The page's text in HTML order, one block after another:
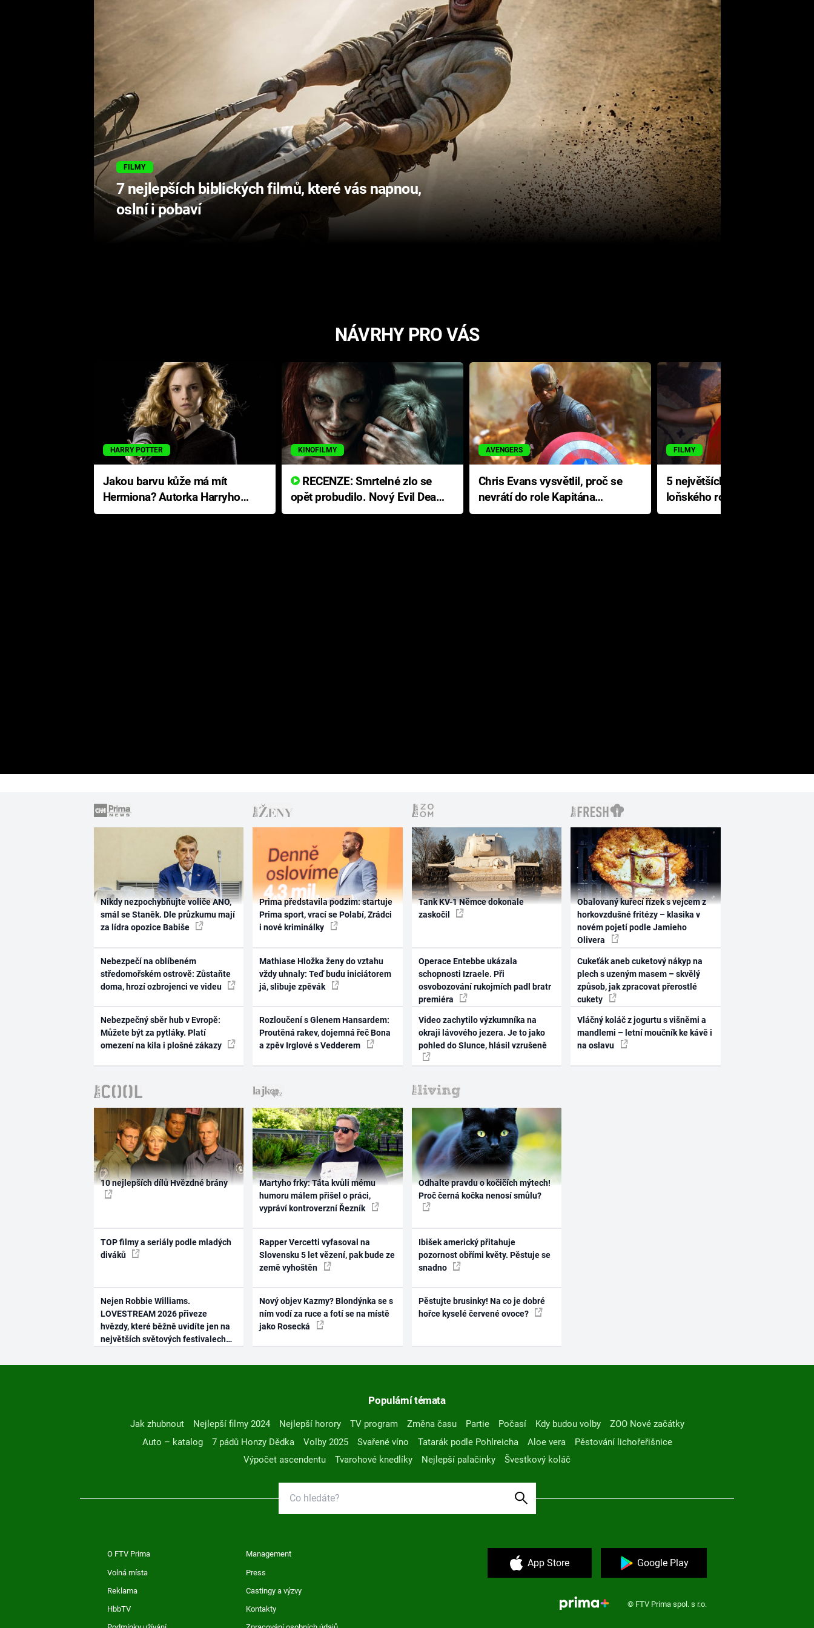
FILMY
7 nejlepších biblických filmů, které vás napnou,
oslní i pobaví
NÁVRHY PRO VÁS
HARRY POTTER
Jakou barvu kůže má mít
Hermiona? Autorka Harryho
Pottera přišla s ráznou
KINOFILMY
RECENZE: Smrtelné zlo se
opět probudilo. Nový Evil Dead
přichází s neodolatelnou
AVENGERS
Chris Evans vysvětlil, proč se
nevrátí do role Kapitána
Ameriky
FILMY
5 největších propadáků
loňského roku: Disney na
jediné katastrofě prodělal 200
Nikdy nezpochybňujte voliče ANO,
smál se Staněk. Dle průzkumu mají
za lídra opozice Babiše
Nebezpečí na oblíbeném
středomořském ostrově: Zůstaňte
doma, hrozí ozbrojenci ve videu
Nebezpečný sběr hub v Evropě:
Můžete být za pytláky. Platí
omezení na kila i plošné zákazy
Prima představila podzim: startuje
Prima sport, vrací se Polabí, Zrádci
i nové kriminálky
Mathiase Hložka ženy do vztahu
vždy uhnaly: Teď budu iniciátorem
já, slibuje zpěvák
Rozloučení s Glenem Hansardem:
Proutěná rakev, dojemná řeč Bona
a zpěv Irglové s Vedderem
Tank KV-1 Němce dokonale
zaskočil
Operace Entebbe ukázala
schopnosti Izraele. Při
osvobozování rukojmích padl bratr
premiéra
Video zachytilo výzkumníka na
okraji lávového jezera. Je to jako
pohled do Slunce, hlásil vzrušeně
Obalovaný kuřecí řízek s vejcem z
horkovzdušné fritézy – klasika v
novém pojetí podle Jamieho
Olivera
Cukeťák aneb cuketový nákyp na
plech s uzeným masem – skvělý
způsob, jak zpracovat přerostlé
cukety
Vláčný koláč z jogurtu s višněmi a
mandlemi – letní moučník ke kávě i
na oslavu
10 nejlepších dílů Hvězdné brány
TOP filmy a seriály podle mladých
diváků
Nejen Robbie Williams.
LOVESTREAM 2026 přiveze
hvězdy, které běžně uvidíte jen na
největších světových festivalech
Martyho frky: Táta kvůli mému
humoru málem přišel o práci,
vypráví kontroverzní Řezník
Rapper Vercetti vyfasoval na
Slovensku 5 let vězení, pak bude ze
země vyhoštěn
Nový objev Kazmy? Blondýnka se s
ním vodí za ruce a fotí se na místě
jako Rosecká
Odhalte pravdu o kočičích mýtech!
Proč černá kočka nenosí smůlu?
Ibišek americký přitahuje
pozornost obřími květy. Pěstuje se
snadno
Pěstujte brusinky! Na co je dobré
hořce kyselé červené ovoce?
Populární témata
Jak zhubnout Nejlepší filmy 2024 Nejlepší horory TV program Změna času Partie Počasí Kdy budou volby
ZOO Nové začátky
Auto – katalog
7 pádů Honzy Dědka Volby 2025 Svařené víno Tatarák podle Pohlreicha Aloe vera
Pěstování lichořeřišnice
Výpočet ascendentu
Tvarohové knedlíky Nejlepší palačinky Švestkový koláč
O FTV Prima Management
Volná místa Press
Reklama Castingy a výzvy
HbbTV Kontakty
App Store Google Play
© FTV Prima spol. s r.o.